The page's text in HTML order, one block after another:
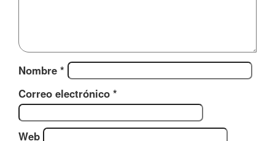
Nombre *
Correo electrónico *
Web